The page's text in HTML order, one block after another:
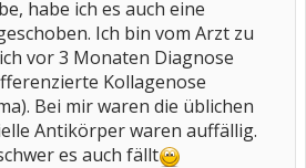
habe ich es auch eine
Ich bin vom Arzt zu
vor 3 Monaten Diagnose
Kollagenose
Bei mir waren die üblichen
Antikörper waren auffällig.
es auch fällt